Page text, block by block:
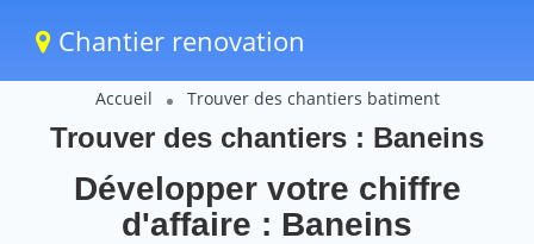
Chantier renovation
Accueil Trouver des chantiers batiment
Trouver des chantiers : Baneins
Développer votre chiffre
d'affaire : Baneins